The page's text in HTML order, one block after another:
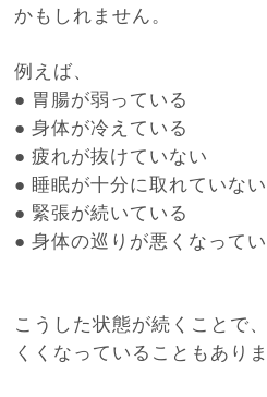
かもしれません。
例えば、
● 胃腸が弱っている
● 身体が冷えている
● 疲れが抜けていない
● 睡眠が十分に取れていない
● 緊張が続いている
● 身体の巡りが悪くなって
こうした状態が続くことで
くくなっていることもありま